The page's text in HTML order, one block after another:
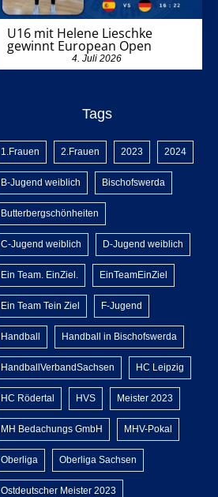
U16 mit Helene Lieschke
gewinnt European Open
4. Juli 2026
Tags
1.Frauen 2.Frauen 2023 2024
B-Jugend weiblich Bischofswerda
Butterbergschönheiten
C-Jugend weiblich D-Jugend weiblich
Ein Team. EinZiel. EinTeamEinZiel
Ein Team Tein Ziel F-Jugend
Handball Handball in Bischofswerda
HandballVerbandSachsen HC Leipzig
HC Rödertal HVS Meister 2023
MH Bedachungs GmbH MHV-Pokal
Oberliga Oberliga Sachsen
Ostdeutscher Meister 2023